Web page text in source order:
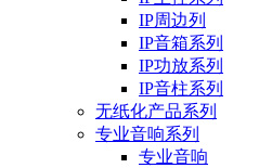
IP周边列
IP音箱系列
IP功放系列
IP音柱系列
无纸化产品系列
专业音响系列
专业音响